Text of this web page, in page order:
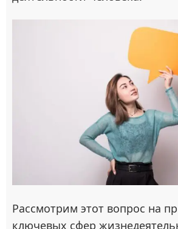
Рассмотрим этот вопрос на
ключевых сфер